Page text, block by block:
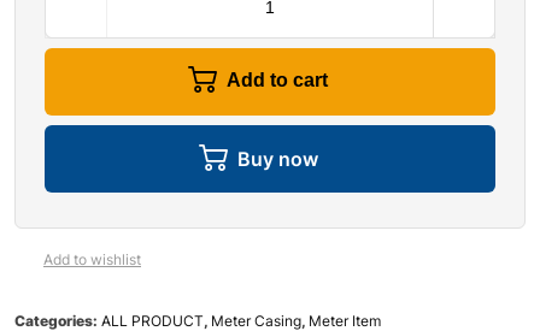
Add to cart
Buy now
Add to wishlist
Categories: ALL PRODUCT, Meter Casing, Meter Item